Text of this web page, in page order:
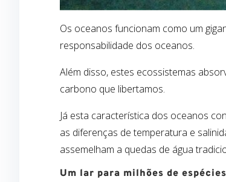
Os oceanos funcionam como um
responsabilidade dos oceanos.
Além disso, estes ecossistemas
carbono que libertamos.
Já esta característica dos oceanos
as diferenças de temperatura e
assemelham a quedas de água
Um lar para milhões de espécies